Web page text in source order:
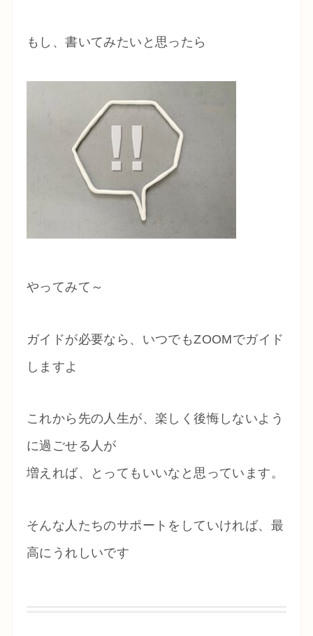
もし、書いてみたいと思ったら
やってみて～
ガイドが必要なら、いつでもZOOMでガイド
しますよ
これから先の人生が、楽しく後悔しないよう
に過ごせる人が
増えれば、とってもいいなと思っています。
そんな人たちのサポートをしていければ、最
高にうれしいです